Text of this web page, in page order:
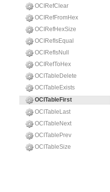
OCIRefClear
OCIRefFromHex
OCIRefHexSize
OCIRefIsEqual
OCIRefIsNull
OCIRefToHex
OCITableDelete
OCITableExists
OCITableFirst
OCITableLast
OCITableNext
OCITablePrev
OCITableSize